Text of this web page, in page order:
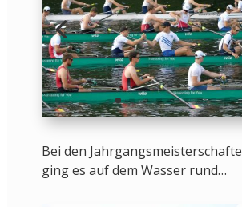
Bei den
ging es auf dem Wasser rund…